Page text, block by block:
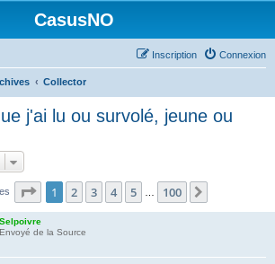
CasusNO
Connexion
Inscription
Collector
j'ai lu ou survolé, jeune ou
Page 1sur100
1 2 3 4 5 100
Selpoivre
Envoyé de la Source